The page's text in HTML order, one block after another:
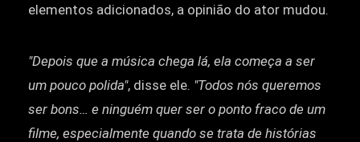
elementos adicionados, a opinião do ator mudou.
"Depois que a música chega lá, ela começa a ser
um pouco polida", disse ele. "Todos nós queremos
ser bons… e ninguém quer ser o ponto fraco de um
filme, especialmente quando se trata de histórias